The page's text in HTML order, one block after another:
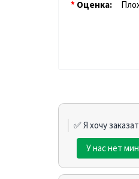
Оценка:
✅ Я хочу
У нас нет